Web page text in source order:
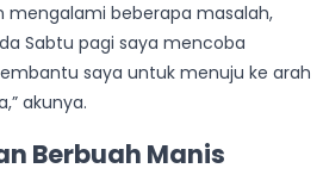
mengalami beberapa masalah,
Sabtu pagi saya mencoba
saya untuk menuju ke arah
akunya.
Berbuah Manis